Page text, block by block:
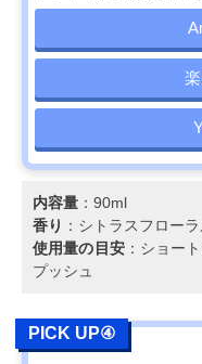
内容量 ：90ml
香り ：シトラスフロー
使用量の目安：ショー
プッシュ
PICK UP④